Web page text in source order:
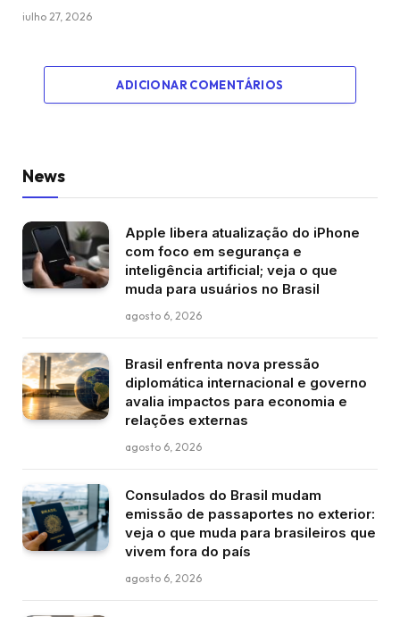
julho 27, 2026
ADICIONAR COMENTÁRIOS
News
Apple libera atualização do iPhone
com foco em segurança e
inteligência artificial; veja o que
muda para usuários no Brasil
agosto 6, 2026
Brasil enfrenta nova pressão
diplomática internacional e governo
avalia impactos para economia e
relações externas
agosto 6, 2026
Consulados do Brasil mudam
emissão de passaportes no exterior:
veja o que muda para brasileiros que
vivem fora do país
agosto 6, 2026